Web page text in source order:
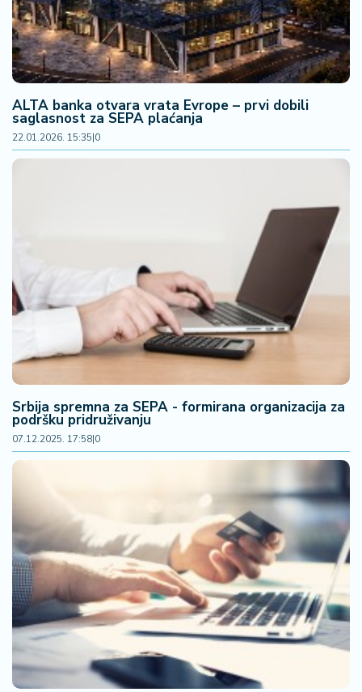
ALTA banka otvara vrata Evrope – prvi dobili
saglasnost za SEPA plaćanja
22.01.2026. 15:35|0
Srbija spremna za SEPA - formirana organizacija za
podršku pridruživanju
07.12.2025. 17:58|0